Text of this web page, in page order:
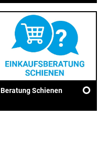
Beratung Schienen